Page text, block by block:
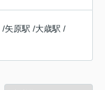
/矢原駅 /大歳駅 /